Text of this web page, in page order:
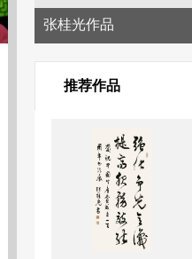
张桂光作品
推荐作品